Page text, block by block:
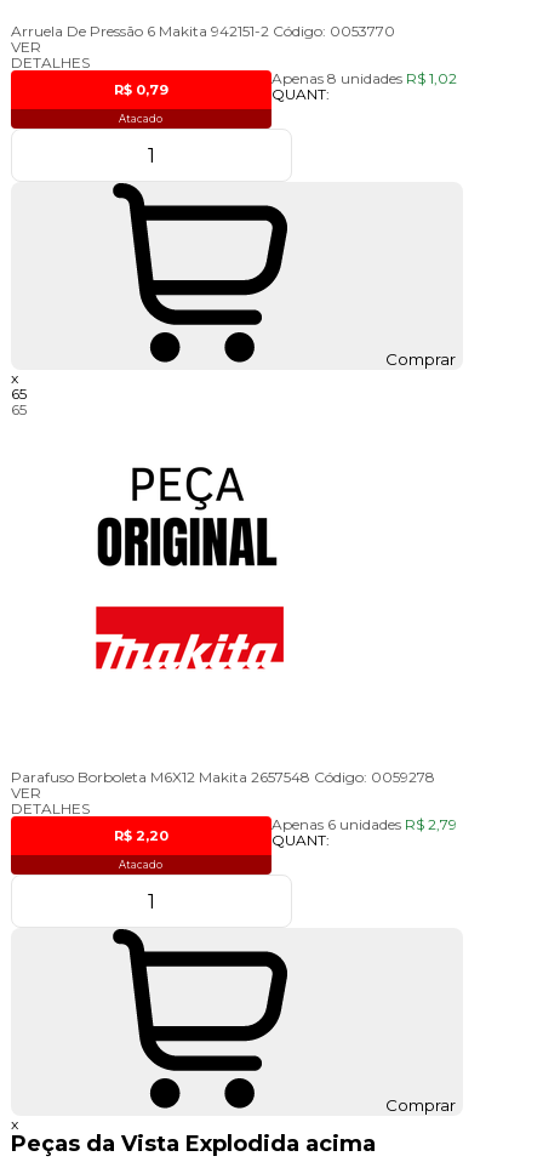
Arruela De Pressão 6 Makita 942151-2 Código: 0053770
VER
DETALHES
Apenas 8 unidades
R$ 0,79
Atacado
R$ 1,02
QUANT:
Comprar
x
65
65
Parafuso Borboleta M6X12 Makita 2657548 Código: 0059278
VER
DETALHES
Apenas 6 unidades
R$ 2,20
Atacado
R$ 2,79
QUANT:
Comprar
x
Peças da Vista Explodida acima